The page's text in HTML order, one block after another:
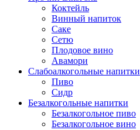
Коктейль
Винный напиток
Саке
Сетю
Плодовое вино
Авамори
Слабоалкогольные напитки
Пиво
Сидр
Безалкогольные напитки
Безалкогольное пиво
Безалкогольное вино